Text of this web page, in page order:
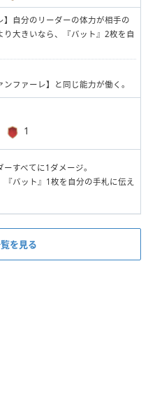
】自分のリーダーの体力が相手の
り大きいなら、『バット』2枚を自
ンファーレ】と同じ能力が働く。
1
ーすべてに1ダメージ。
『バット』1枚を自分の手札に伝え
を見る